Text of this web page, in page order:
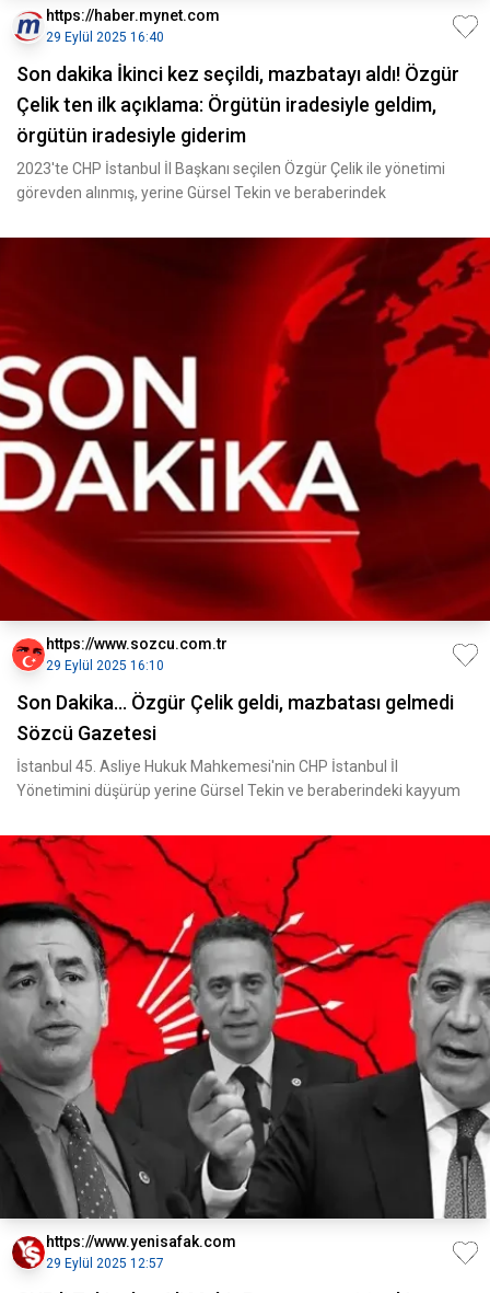
https://haber.mynet.com
29 Eylül 2025 16:40
Son dakika İkinci kez seçildi, mazbatayı aldı! Özgür
Çelik ten ilk açıklama: Örgütün iradesiyle geldim,
örgütün iradesiyle giderim
2023'te CHP İstanbul İl Başkanı seçilen Özgür Çelik ile yönetimi
görevden alınmış, yerine Gürsel Tekin ve beraberindek
https://www.sozcu.com.tr
29 Eylül 2025 16:10
Son Dakika... Özgür Çelik geldi, mazbatası gelmedi
Sözcü Gazetesi
İstanbul 45. Asliye Hukuk Mahkemesi'nin CHP İstanbul İl
Yönetimini düşürüp yerine Gürsel Tekin ve beraberindeki kayyum
https://www.yenisafak.com
29 Eylül 2025 12:57